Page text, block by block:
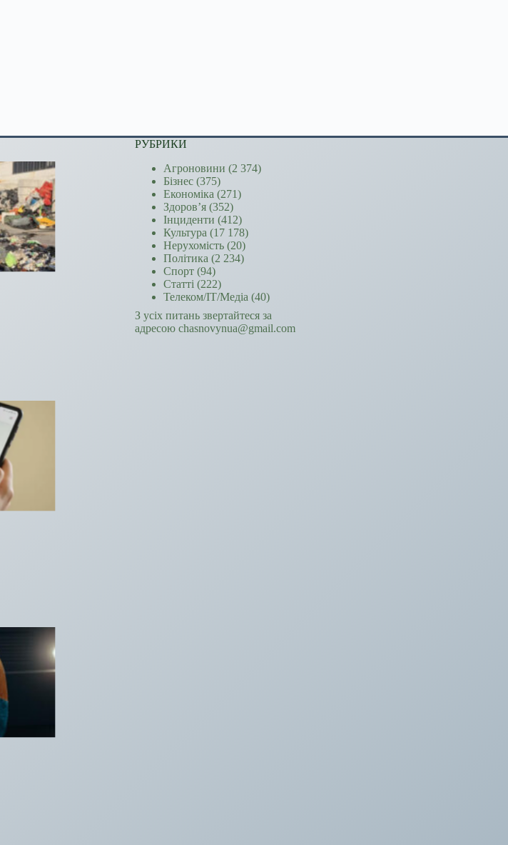
РУБРИКИ
Агроновини (2 374)
Бізнес (375)
Економіка (271)
Здоров’я (352)
Інциденти (412)
Культура (17 178)
Нерухомість (20)
Політика (2 234)
Спорт (94)
Статті (222)
Телеком/ІТ/Медіа (40)
З усіх питань звертайтеся за
адресою chasnovynua@gmail.com